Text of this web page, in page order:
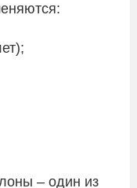
– один из